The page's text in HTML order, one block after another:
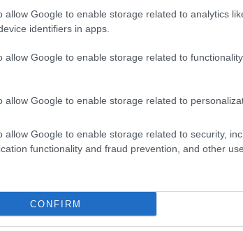
allow Google to enable storage related to analytics
identifiers in apps.
allow Google to enable storage related to
allow Google to enable storage related to
allow Google to enable storage related to security,
functionality and fraud prevention, and other
CONFIRM
news daGoogle News